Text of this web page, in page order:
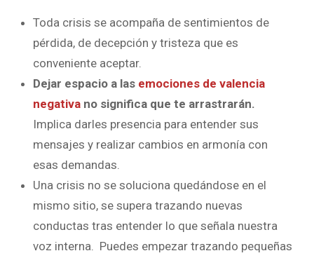
Toda crisis se acompaña de sentimientos de
pérdida, de decepción y tristeza que es
conveniente aceptar.
Dejar espacio a las emociones de valencia
negativa no significa que te arrastrarán.
Implica darles presencia para entender sus
mensajes y realizar cambios en armonía con
esas demandas.
Una crisis no se soluciona quedándose en el
mismo sitio, se supera trazando nuevas
conductas tras entender lo que señala nuestra
voz interna. Puedes empezar trazando pequeñas